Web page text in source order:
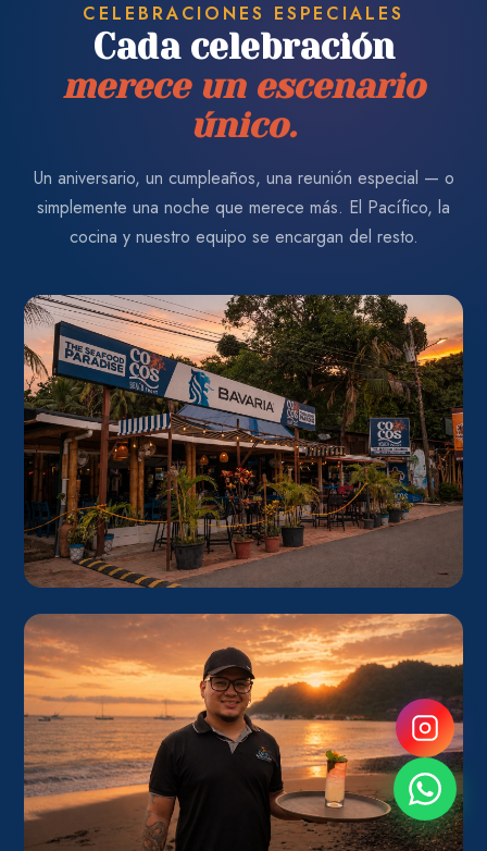
CELEBRACIONES ESPECIALES
Cada celebración
merece un escenario
único.
Un aniversario, un cumpleaños, una reunión especial — o
simplemente una noche que merece más. El Pacífico, la
cocina y nuestro equipo se encargan del resto.
CUMPLEAÑOS
Tu cumpleaños en la playa
Festejá rodeado de mar, buena música y comida increíble.
Coordinamos todo para que solo pienses en disfrutar.